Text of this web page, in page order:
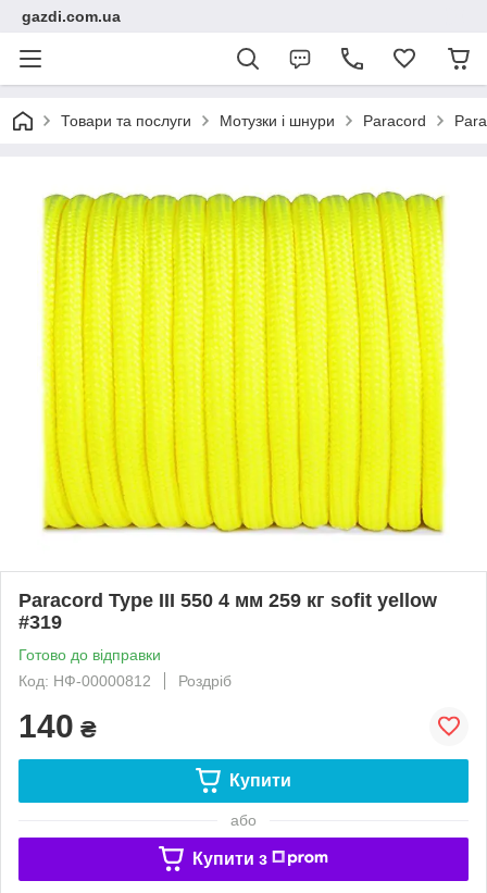
gazdi.com.ua
Товари та послуги Мотузки і шнури Paracord
Paracord Type III 550 4 мм 259 кг sofit yellow
#319
Готово до відправки
Код: НФ-00000812
Роздріб
140 ₴
Купити
або
Купити з